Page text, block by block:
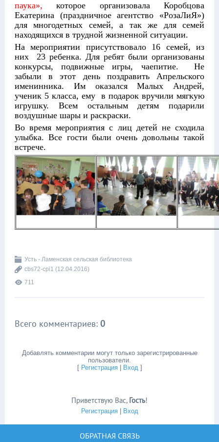
паука», которое организовала Коробцова
Екатерина (праздничное агентство «РозаЛиЯ»)
для многодетных семей, а так же для семей
находящихся в трудной жизненной ситуации.
На мероприятии присутствовало 16 семей, из
них 23 ребенка. Для ребят были организованы
конкурсы, подвижные игры, чаепитие. Не
забыли в этот день поздравить Апрельского
именинника. Им оказался Малых Андрей,
ученик 5 класса, ему в подарок вручили мягкую
игрушку. Всем остальным детям подарили
воздушные шары и раскраски.
Во время мероприятия с лиц детей не сходила
улыбка. Все гости были очень довольны такой
встрече.
Усть - Ламенская сельская библиотека
cbs72-cpi1 (12.04.2016)
711
Всего комментариев: 0
Добавлять комментарии могут только зарегистрированные
пользователи.
[ Регистрация| Вход]
Приветствую Вас, Гость!
Регистрация| Вход
ОБРАТНАЯ СВЯЗЬ